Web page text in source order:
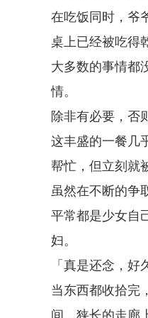
在吃饭同时，爷
桌上已经被吃得
大多数的事情都
情。
除非有必要，否
这丰盛的一餐几
帮忙，但立刻就
虽然在不断的争
平常都是少女自
妇。
「真是还念，
当东西都收拾完
间，狭长的走廊